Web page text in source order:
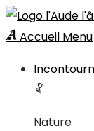
Accueil Menu
Nature